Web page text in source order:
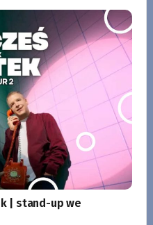
| stand-up we